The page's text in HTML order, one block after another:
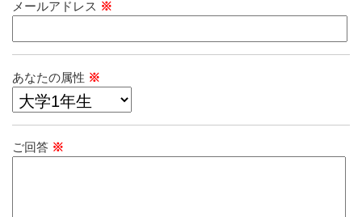
メールアドレス ※
あなたの属性 ※
ご回答 ※